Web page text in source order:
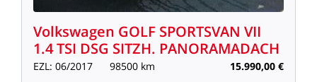
Volkswagen GOLF SPORTSVAN VII
1.4TSI DSG SITZH. PANORAMADACH
EZL: 06/2017 98500 km 15.990,00 €